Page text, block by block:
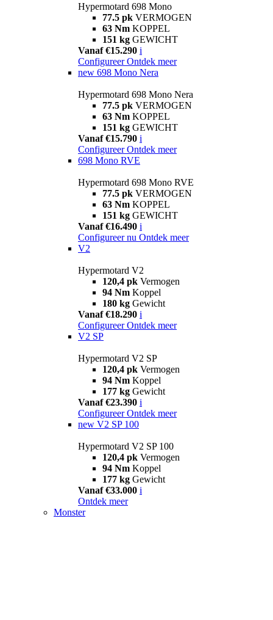
Hypermotard 698 Mono
77.5 pk VERMOGEN
63 Nm KOPPEL
151 kg GEWICHT
Vanaf €15.290 i
Configureer Ontdek meer
new 698 Mono Nera
Hypermotard 698 Mono Nera
77.5 pk VERMOGEN
63 Nm KOPPEL
151 kg GEWICHT
Vanaf €15.790 i
Configureer Ontdek meer
698 Mono RVE
Hypermotard 698 Mono RVE
77.5 pk VERMOGEN
63 Nm KOPPEL
151 kg GEWICHT
Vanaf €16.490 i
Configureer nu Ontdek meer
V2
Hypermotard V2
120,4 pk Vermogen
94 Nm Koppel
180 kg Gewicht
Vanaf €18.290 i
Configureer Ontdek meer
V2 SP
Hypermotard V2 SP
120,4 pk Vermogen
94 Nm Koppel
177 kg Gewicht
Vanaf €23.390 i
Configureer Ontdek meer
new V2 SP 100
Hypermotard V2 SP 100
120,4 pk Vermogen
94 Nm Koppel
177 kg Gewicht
Vanaf €33.000 i
Ontdek meer
Monster